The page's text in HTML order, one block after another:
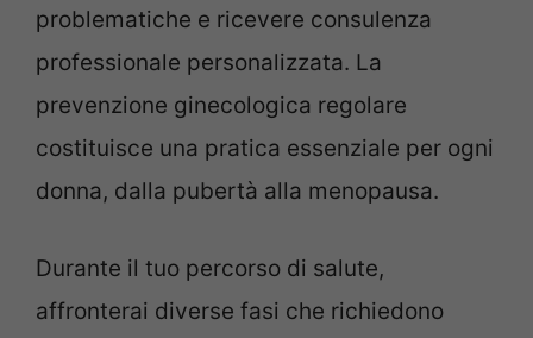
problematiche e ricevere consulenza
professionale personalizzata. La
prevenzione ginecologica regolare
costituisce una pratica essenziale per ogni
donna, dalla pubertà alla menopausa.
Durante il tuo percorso di salute,
affronterai diverse fasi che richiedono